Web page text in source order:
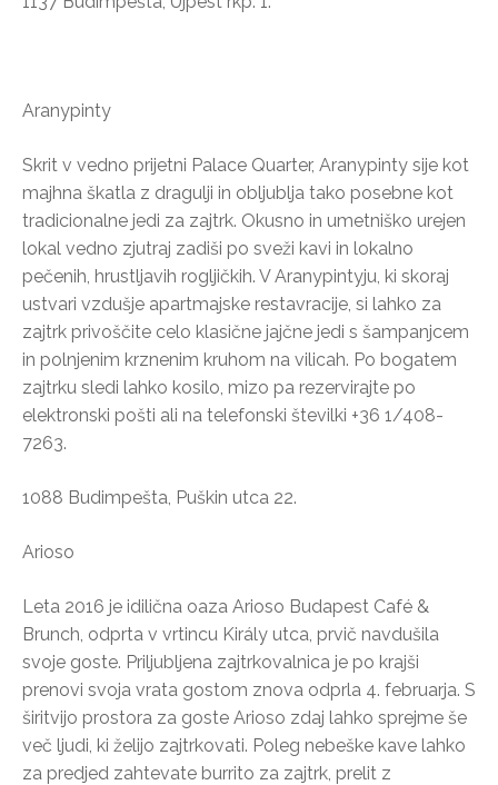
Aranypinty
Skrit v vedno prijetni Palace Quarter, Aranypinty sije kot
majhna škatla z dragulji in obljublja tako posebne kot
tradicionalne jedi za zajtrk. Okusno in umetniško urejen
lokal vedno zjutraj zadiši po sveži kavi in lokalno
pečenih, hrustljavih rogljičkih. V Aranypintyju, ki skoraj
ustvari vzdušje apartmajske restavracije, si lahko za
zajtrk privoščite celo klasične jajčne jedi s šampanjcem
in polnjenim krznenim kruhom na vilicah. Po bogatem
zajtrku sledi lahko kosilo, mizo pa rezervirajte po
elektronski pošti ali na telefonski številki +36 1/408-
7263.
1088 Budimpešta, Puškin utca 22.
Arioso
Leta 2016 je idilična oaza Arioso Budapest Café &
Brunch, odprta v vrtincu Király utca, prvič navdušila
svoje goste. Priljubljena zajtrkovalnica je po krajši
prenovi svoja vrata gostom znova odprla 4. februarja. S
širitvijo prostora za goste Arioso zdaj lahko sprejme še
več ljudi, ki želijo zajtrkovati. Poleg nebeške kave lahko
za predjed zahtevate burrito za zajtrk, prelit z